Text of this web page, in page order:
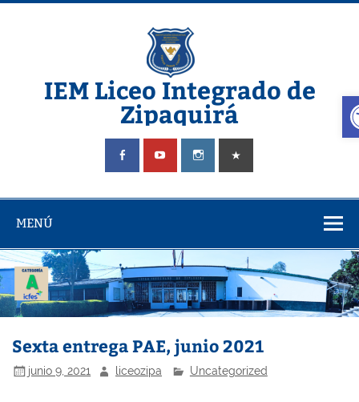
Saltar
IEM Liceo Integrado de
Zipaquirá
Pagina del Liceo Integrado Zipaquira
MENÚ
Sexta entrega PAE, junio 2021
junio 9, 2021 liceozipa Uncategorized